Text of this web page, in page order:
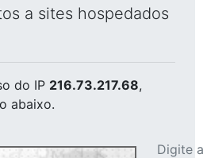
a sites hospedados
do IP 216.73.217.68,
abaixo.
Digite